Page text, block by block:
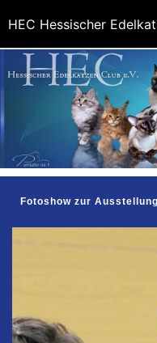
Fotoshow zur
HEC Hessischer